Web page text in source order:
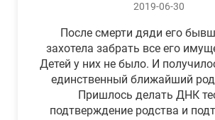
2019-06-30
После смерти дяди его
захотела забрать все его
Детей у них не было. И
единственный ближайший
Пришлось делать ДНК
подтверждение родства и